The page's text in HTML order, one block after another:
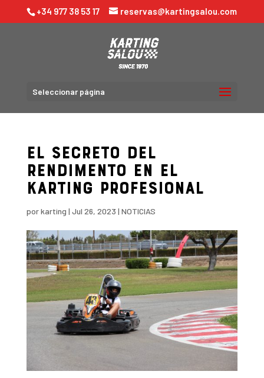
+34 977 38 53 17 reservas@kartingsalou.com
Seleccionar página
El Secreto del
Rendimento en el
Karting Profesional
porkarting | Jul 26, 2023 | NOTICIAS